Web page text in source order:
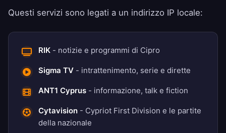
Questi servizi sono legati a un indirizzo IP locale:
RIK - notizie e programmi di Cipro
Sigma TV - intrattenimento, serie e dirette
ANT1 Cyprus - informazione, talk e fiction
Cytavision - Cypriot First Division e le partite
della nazionale